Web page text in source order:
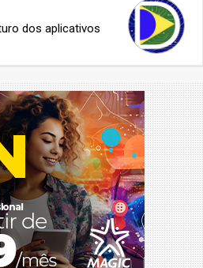
dos aplicativos